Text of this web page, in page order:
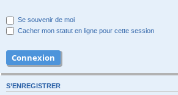
Se souvenir de moi
Cacher mon statut en ligne pour cette session
S’ENREGISTRER